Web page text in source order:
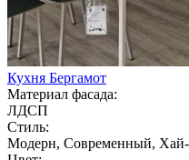
Кухня Бергамот
Материал фасада:
ЛДСП
Стиль:
Модерн, Современный, Хай-